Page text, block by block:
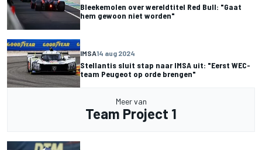
Bleekemolen over wereldtitel Red Bull: "Gaat
hem gewoon niet worden"
IMSA14 aug 2024
Stellantis sluit stap naar IMSA uit: "Eerst WEC-
team Peugeot op orde brengen"
Meer van
Team Project 1